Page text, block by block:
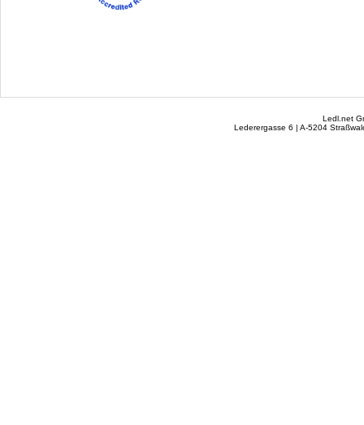
Ledl.net
Lederergasse 6 | A-5204